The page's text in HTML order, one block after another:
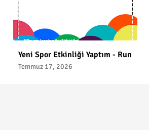
Yeni Spor Etkinliği Yaptım - Run
Temmuz 17, 2026